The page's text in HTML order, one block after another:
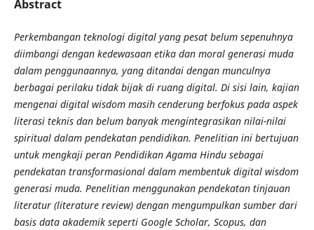
Abstract
Perkembangan teknologi digital yang pesat belum sepenuhnya
diimbangi dengan kedewasaan etika dan moral generasi muda
dalam penggunaannya, yang ditandai dengan munculnya
berbagai perilaku tidak bijak di ruang digital. Di sisi lain, kajian
mengenai digital wisdom masih cenderung berfokus pada aspek
literasi teknis dan belum banyak mengintegrasikan nilai-nilai
spiritual dalam pendekatan pendidikan. Penelitian ini bertujuan
untuk mengkaji peran Pendidikan Agama Hindu sebagai
pendekatan transformasional dalam membentuk digital wisdom
generasi muda. Penelitian menggunakan pendekatan tinjauan
literatur (literature review) dengan mengumpulkan sumber dari
basis data akademik seperti Google Scholar, Scopus, dan